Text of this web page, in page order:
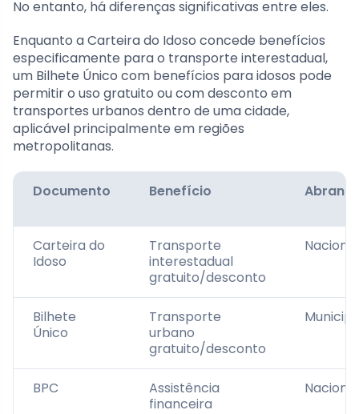
No entanto, há diferenças significativas entre eles.
Enquanto a Carteira do Idoso concede benefícios
especificamente para o transporte interestadual,
um Bilhete Único com benefícios para idosos pode
permitir o uso gratuito ou com desconto em
transportes urbanos dentro de uma cidade,
aplicável principalmente em regiões
metropolitanas.
Documento Benefício
Carteira do
Idoso
Transporte
interestadual
gratuito/desconto
Nacional
Bilhete
Único
Transporte
urbano
gratuito/desconto
BPC
Assistência
financeira
Nacional